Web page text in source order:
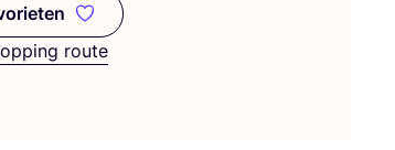
aan favorieten
route